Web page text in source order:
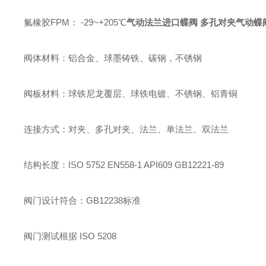
氟橡胶FPM ： -29~+205℃气动法兰进口蝶阀 多孔对夹气动蝶
阀体材料：铝合金、球墨铸铁、碳钢，不锈钢
阀板材料：球铁尼龙覆层、球铁电镀、不锈钢、铝青铜
连接方式：对夹、多孔对夹、法兰、单法兰、双法兰
结构长度： ISO 5752 EN558-1 API609 GB12221-89
阀门设计符合：GB12238标准
阀门测试根据 ISO 5208